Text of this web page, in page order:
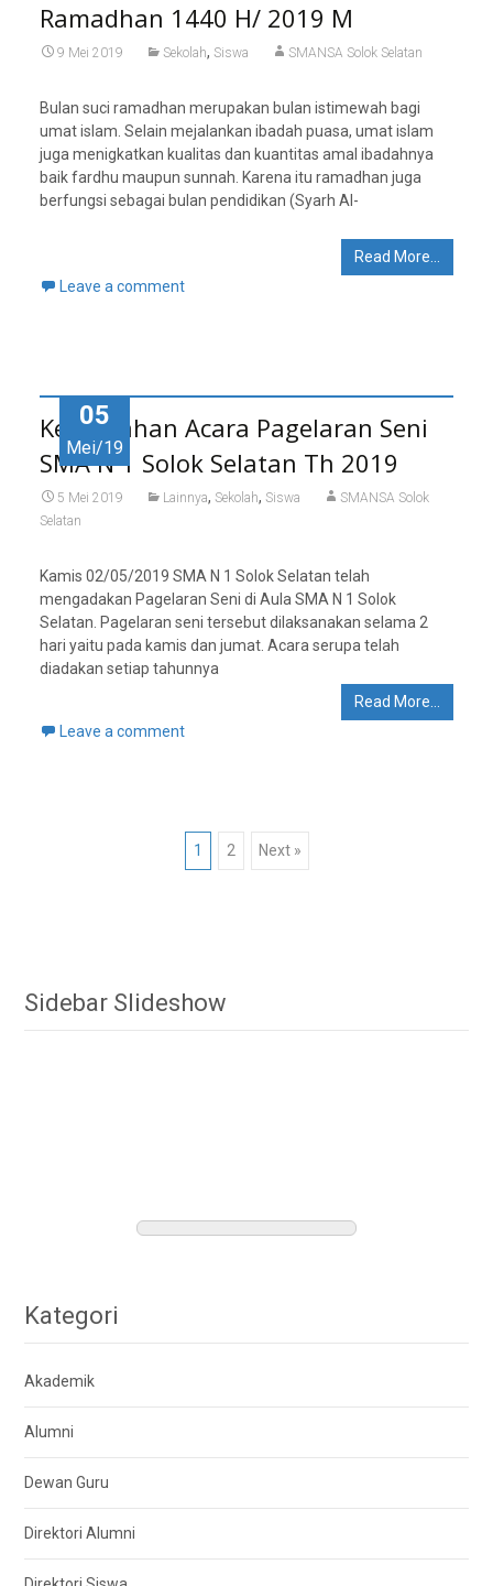
Ramadhan 1440 H/ 2019 M
9 Mei 2019 Sekolah, Siswa SMANSA Solok Selatan
Bulan suci ramadhan merupakan bulan istimewah bagi
umat islam. Selain mejalankan ibadah puasa, umat islam
juga menigkatkan kualitas dan kuantitas amal ibadahnya
baik fardhu maupun sunnah. Karena itu ramadhan juga
berfungsi sebagai bulan pendidikan (Syarh Al-
Read More…
Leave a comment
05
Mei/19
Kemeriahan Acara Pagelaran Seni
SMA N 1 Solok Selatan Th 2019
5 Mei 2019 Lainnya, Sekolah, Siswa
SMANSA Solok
Selatan
Kamis 02/05/2019 SMA N 1 Solok Selatan telah
mengadakan Pagelaran Seni di Aula SMA N 1 Solok
Selatan. Pagelaran seni tersebut dilaksanakan selama 2
hari yaitu pada kamis dan jumat. Acara serupa telah
diadakan setiap tahunnya
Read More…
Leave a comment
1 2 Next »
Sidebar Slideshow
Kategori
Akademik
Alumni
Dewan Guru
Direktori Alumni